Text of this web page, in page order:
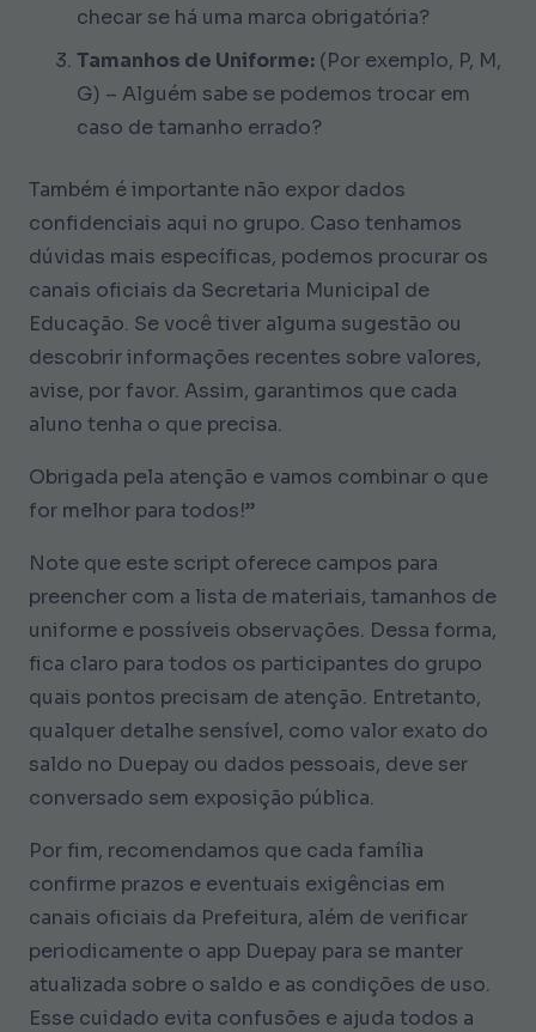
checar se há uma marca obrigatória?
Tamanhos de Uniforme: (Por exemplo, P, M,
G) – Alguém sabe se podemos trocar em
caso de tamanho errado?
Também é importante não expor dados
confidenciais aqui no grupo. Caso tenhamos
dúvidas mais específicas, podemos procurar os
canais oficiais da Secretaria Municipal de
Educação. Se você tiver alguma sugestão ou
descobrir informações recentes sobre valores,
avise, por favor. Assim, garantimos que cada
aluno tenha o que precisa.
Obrigada pela atenção e vamos combinar o que
for melhor para todos!”
Note que este script oferece campos para
preencher com a lista de materiais, tamanhos de
uniforme e possíveis observações. Dessa forma,
fica claro para todos os participantes do grupo
quais pontos precisam de atenção. Entretanto,
qualquer detalhe sensível, como valor exato do
saldo no Duepay ou dados pessoais, deve ser
conversado sem exposição pública.
Por fim, recomendamos que cada família
confirme prazos e eventuais exigências em
canais oficiais da Prefeitura, além de verificar
periodicamente o app Duepay para se manter
atualizada sobre o saldo e as condições de uso.
Esse cuidado evita confusões e ajuda todos a